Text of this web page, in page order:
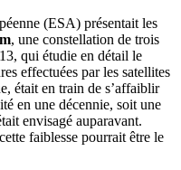
(ESA) présentait les
, une constellation de trois
qui étudie en détail le
effectuées par les satellites
était en train de s’affaiblir
en une décennie, soit une
envisagé auparavant.
faiblesse pourrait être le